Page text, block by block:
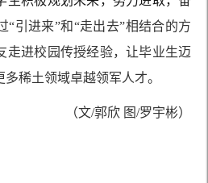
“引进来”和“走出去”相结合的方
走进校园传授经验，让毕业生迈
稀土领域卓越领军人才。
（文/郭欣 图/罗宇彬）